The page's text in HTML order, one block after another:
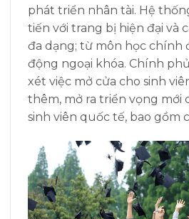
phát triển nhân tài. Hệ
tiến với trang bị hiện đại và
đa dạng; từ môn học chính
động ngoại khóa. Chính
xét việc mở cửa cho sinh
thêm, mở ra triển vọng mới
sinh viên quốc tế, bao gồm